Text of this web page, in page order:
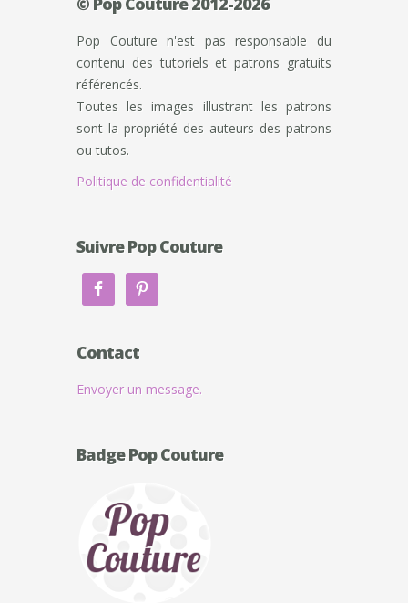
Pop Couture n'est pas responsable du
contenu des tutoriels et patrons gratuits
référencés.
Toutes les images illustrant les patrons
sont la propriété des auteurs des patrons
ou tutos.
Politique de confidentialité
Suivre Pop Couture
Contact
Envoyer un message.
Badge Pop Couture